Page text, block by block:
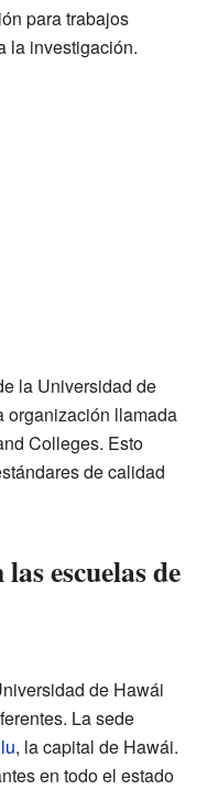
para trabajos
la investigación.
la Universidad de
organización llamada
Colleges. Esto
de calidad
escuelas de
de Hawái
La sede
, la capital de Hawái.
en todo el estado